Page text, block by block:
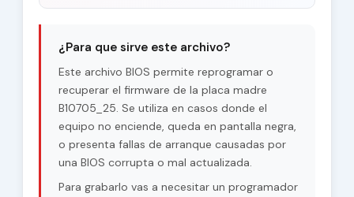
¿Para que sirve este archivo?
Este archivo BIOS permite reprogramar o
recuperar el firmware de la placa madre
B10705_25. Se utiliza en casos donde el
equipo no enciende, queda en pantalla negra,
o presenta fallas de arranque causadas por
una BIOS corrupta o mal actualizada.
Para grabarlo vas a necesitar un programador